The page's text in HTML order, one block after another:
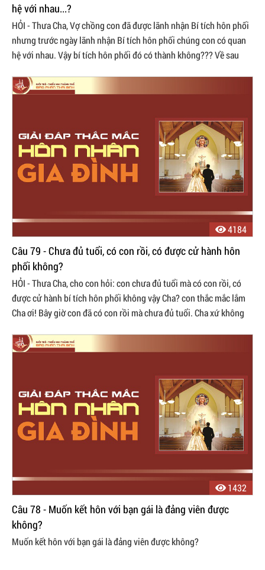
hệ với nhau...?
HỎI - Thưa Cha, Vợ chồng con đã được lãnh nhận Bí tích hôn phối
nhưng trước ngày lãnh nhận Bí tích hôn phối chúng con có quan
hệ với nhau. Vậy bí tích hôn phối đó có thành không??? Về sau
4184
Câu 79 - Chưa đủ tuổi, có con rồi, có được cử hành hôn
phối không?
HỎI - Thưa Cha, cho con hỏi: con chưa đủ tuổi mà có con rồi, có
được cử hành bí tích hôn phối không vậy Cha? con thắc mắc lắm
Cha ơi! Bây giờ con đã có con rồi mà chưa đủ tuổi. Cha xứ không
1432
Câu 78 - Muốn kết hôn với bạn gái là đảng viên được
không?
Muốn kết hôn với bạn gái là đảng viên được không?